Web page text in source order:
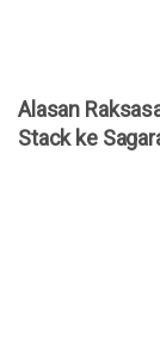
Alasan
Stack ke